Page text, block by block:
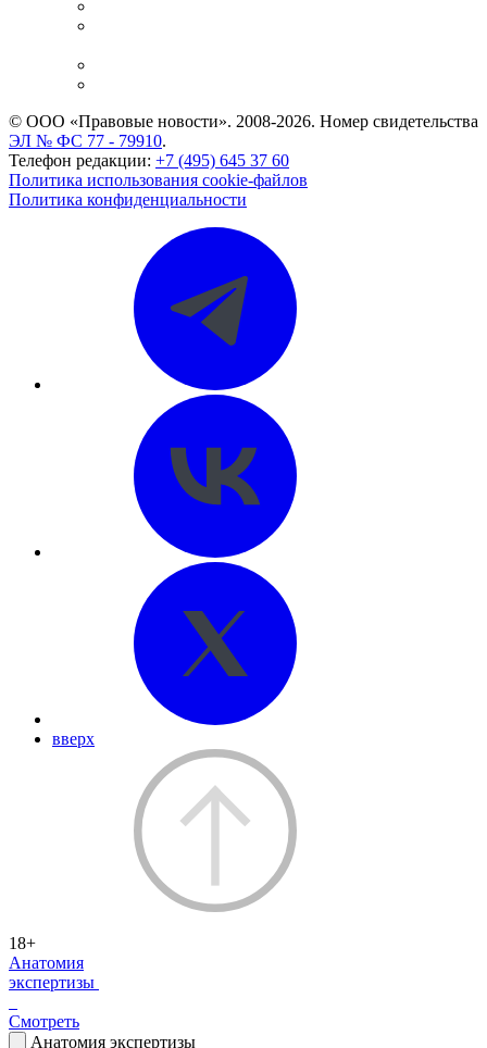
© ООО «Правовые новости». 2008-2026. Номер свидетельства
ЭЛ № ФС 77 - 79910.
Телефон редакции: +7 (495) 645 37 60
Политика использования cookie-файлов
Политика конфиденциальности
вверх
18+
Анатомия
экспертизы
Смотреть
Анатомия экспертизы